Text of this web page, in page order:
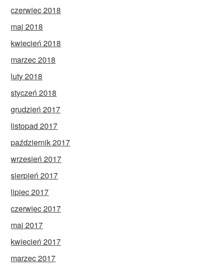
czerwiec 2018
maj 2018
kwiecień 2018
marzec 2018
luty 2018
styczeń 2018
grudzień 2017
listopad 2017
październik 2017
wrzesień 2017
sierpień 2017
lipiec 2017
czerwiec 2017
maj 2017
kwiecień 2017
marzec 2017